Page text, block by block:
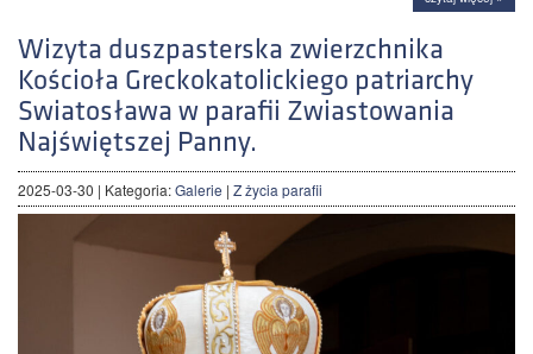
Wizyta duszpasterska zwierzchnika
Kościoła Greckokatolickiego patriarchy
Swiatosława w parafii Zwiastowania
Najświętszej Panny.
2025-03-30 | Kategoria:Galerie | Z życia parafii